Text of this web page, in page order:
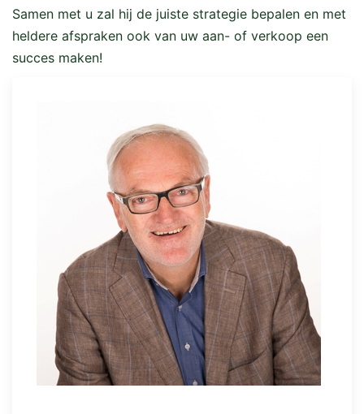
Samen met u zal hij de juiste strategie bepalen en met
heldere afspraken ook van uw aan- of verkoop een
succes maken!